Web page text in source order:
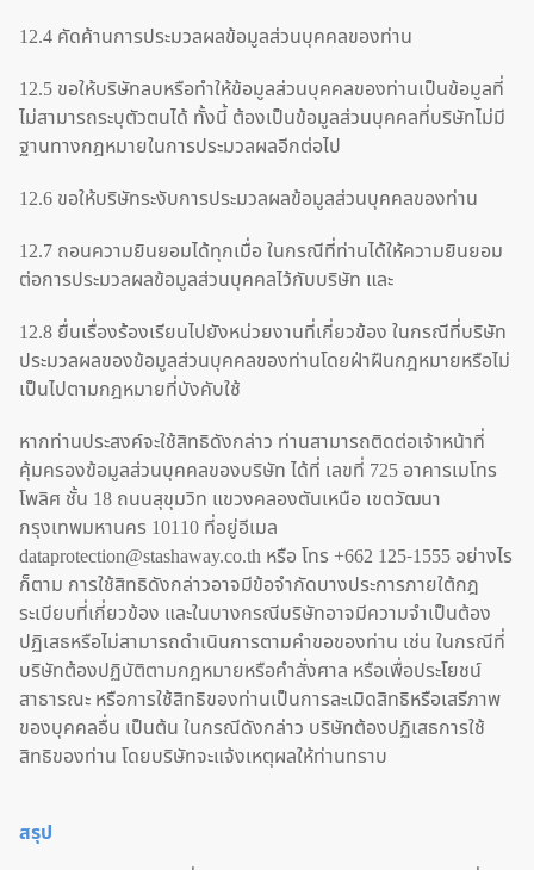
12.4 คัดค้านการประมวลผลข้อมูลส่วนบุคคลของท่าน
12.5 ขอให้บริษัทลบหรือทำให้ข้อมูลส่วนบุคคลของท่านเป็นข้อมูลที่
ไม่สามารถระบุตัวตนได้ ทั้งนี้ ต้องเป็นข้อมูลส่วนบุคคลที่บริษัทไม่มี
ฐานทางกฎหมายในการประมวลผลอีกต่อไป
12.6 ขอให้บริษัทระงับการประมวลผลข้อมูลส่วนบุคคลของท่าน
12.7 ถอนความยินยอมได้ทุกเมื่อ ในกรณีที่ท่านได้ให้ความยินยอม
ต่อการประมวลผลข้อมูลส่วนบุคคลไว้กับบริษัท และ
12.8 ยื่นเรื่องร้องเรียนไปยังหน่วยงานที่เกี่ยวข้อง ในกรณีที่บริษัท
ประมวลผลของข้อมูลส่วนบุคคลของท่านโดยฝ่าฝืนกฎหมายหรือไม่
เป็นไปตามกฎหมายที่บังคับใช้
หากท่านประสงค์จะใช้สิทธิดังกล่าว ท่านสามารถติดต่อเจ้าหน้าที่
คุ้มครองข้อมูลส่วนบุคคลของบริษัท ได้ที่ เลขที่ 725 อาคารเมโทร
โพลิศ ชั้น 18 ถนนสุขุมวิท แขวงคลองตันเหนือ เขตวัฒนา
กรุงเทพมหานคร 10110 ที่อยู่อีเมล
dataprotection@stashaway.co.th หรือ โทร +662 125-1555 อย่างไร
ก็ตาม การใช้สิทธิดังกล่าวอาจมีข้อจำกัดบางประการภายใต้กฎ
ระเบียบที่เกี่ยวข้อง และในบางกรณีบริษัทอาจมีความจำเป็นต้อง
ปฏิเสธหรือไม่สามารถดำเนินการตามคำขอของท่าน เช่น ในกรณีที่
บริษัทต้องปฏิบัติตามกฎหมายหรือคำสั่งศาล หรือเพื่อประโยชน์
สาธารณะ หรือการใช้สิทธิของท่านเป็นการละเมิดสิทธิหรือเสรีภาพ
ของบุคคลอื่น เป็นต้น ในกรณีดังกล่าว บริษัทต้องปฏิเสธการใช้
สิทธิของท่าน โดยบริษัทจะแจ้งเหตุผลให้ท่านทราบ
สรุป